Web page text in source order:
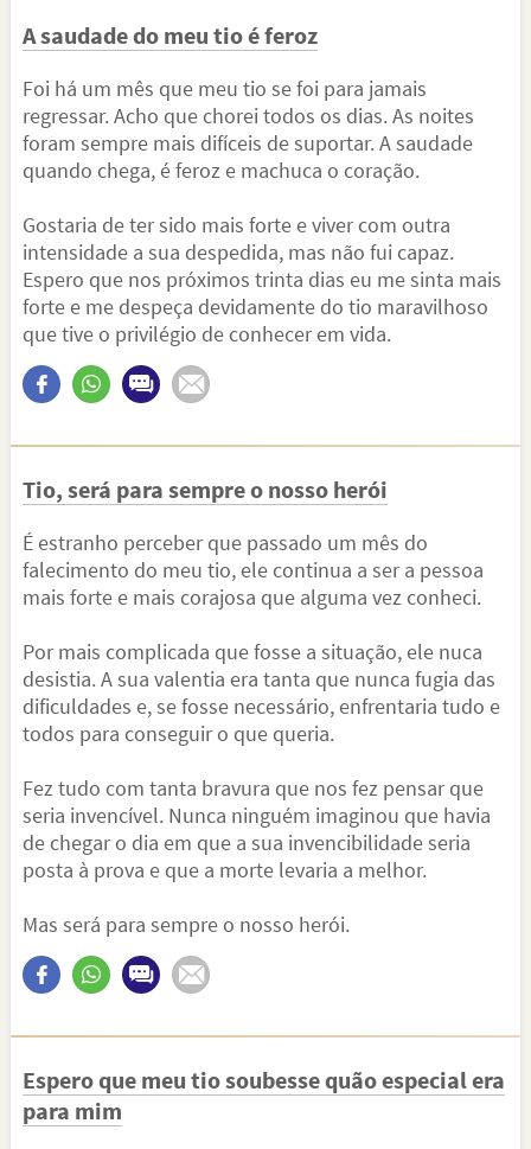
A saudade do meu tio é feroz
Foi há um mês que meu tio se foi para jamais
regressar. Acho que chorei todos os dias. As noites
foram sempre mais difíceis de suportar. A saudade
quando chega, é feroz e machuca o coração.
Gostaria de ter sido mais forte e viver com outra
intensidade a sua despedida, mas não fui capaz.
Espero que nos próximos trinta dias eu me sinta mais
forte e me despeça devidamente do tio maravilhoso
que tive o privilégio de conhecer em vida.
Tio, será para sempre o nosso herói
É estranho perceber que passado um mês do
falecimento do meu tio, ele continua a ser a pessoa
mais forte e mais corajosa que alguma vez conheci.
Por mais complicada que fosse a situação, ele nuca
desistia. A sua valentia era tanta que nunca fugia das
dificuldades e, se fosse necessário, enfrentaria tudo e
todos para conseguir o que queria.
Fez tudo com tanta bravura que nos fez pensar que
seria invencível. Nunca ninguém imaginou que havia
de chegar o dia em que a sua invencibilidade seria
posta à prova e que a morte levaria a melhor.
Mas será para sempre o nosso herói.
Espero que meu tio soubesse quão especial era
para mim